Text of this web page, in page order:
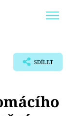
SDÍLET